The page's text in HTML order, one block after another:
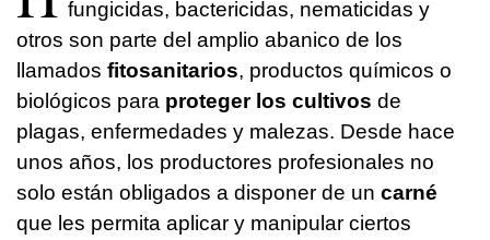
fungicidas, bactericidas, nematicidas y
otros son parte del amplio abanico de los
llamados fitosanitarios, productos químicos o
biológicos para proteger los cultivos de
plagas, enfermedades y malezas. Desde hace
unos años, los productores profesionales no
solo están obligados a disponer de un carné
que les permita aplicar y manipular ciertos